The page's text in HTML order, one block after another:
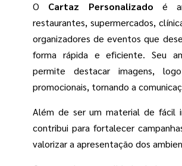
O Cartaz Personalizado é
restaurantes, supermercados,
organizadores de eventos que
forma rápida e eficiente. Seu
permite destacar imagens,
promocionais, tornando a
Além de ser um material de fácil
contribui para fortalecer
valorizar a apresentação dos